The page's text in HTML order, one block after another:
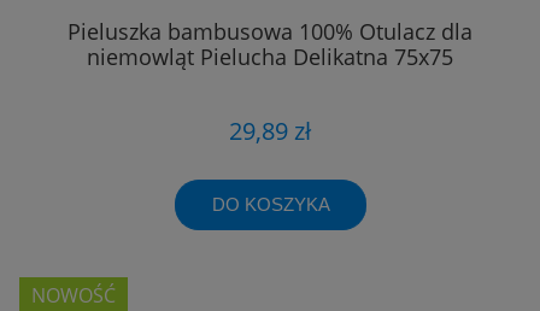
Pieluszka bambusowa 100% Otulacz dla
niemowląt Pielucha Delikatna 75x75
29,89 zł
DO KOSZYKA
NOWOŚĆ